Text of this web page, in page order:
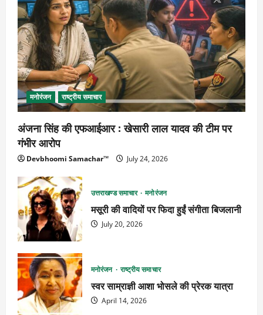
मनोरंजन राष्ट्रीय समाचार
अंजना सिंह की एफआईआर : खेसारी लाल यादव की टीम पर
गंभीर आरोप
Devbhoomi Samachar™ July 24, 2026
उत्तराखण्ड समाचार मनोरंजन
मसूरी की वादियों पर फिदा हुईं संगीता बिजलानी
July 20, 2026
मनोरंजन राष्ट्रीय समाचार
स्वर साम्राज्ञी आशा भोसले की प्रेरक यात्रा
April 14, 2026